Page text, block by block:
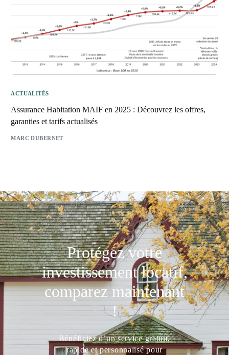
ACTUALITÉS
Assurance Habitation MAIF en 2025 : Découvrez les offres,
garanties et tarifs actualisés
MARC DUBERNET
Protégez votre
investissement locatif,
comparez maintenant
!
Bénéficiez d’un service gratuit,
rapide et personnalisé pour